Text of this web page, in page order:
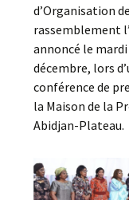
d’Organisation
rassemblement
annoncé le mardi
décembre, lors
conférence de
la Maison de la
Abidjan-Plateau.